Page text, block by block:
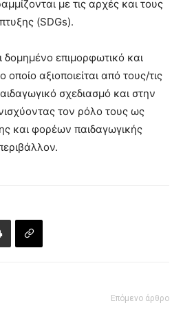
με τις αρχές και τους
(SDGs).
επιμορφωτικό και
οποίο αξιοποιείται από τους/τις
σχεδιασμό και στην
τον ρόλο τους ως
και φορέων παιδαγωγικής
Επόμενο άρθρο